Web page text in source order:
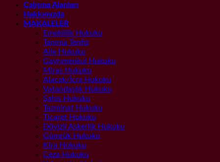
Çalışma Alanları
Hakkımızda
MAKALELER
Emeklilik Hukuku
Tanıma Tenfiz
Aile Hukuku
Gayrımenkul Hukuku
Miras Hukuku
Alacak/İcra Hukuku
Vatandaşlık Hukuku
Şahıs Hukuku
Tazminat Hukuku
Ticaret Hukuku
Dövizli Askerlik Hukuku
Gümrük Hukuku
Kira Hukuku
Ceza Hukuku